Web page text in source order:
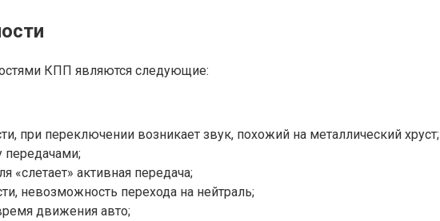
КПП являются следующие:
при переключении возникает звук, похожий на металлический хруст;
передачами;
«слетает» активная передача;
невозможность перехода на нейтраль;
движения авто;